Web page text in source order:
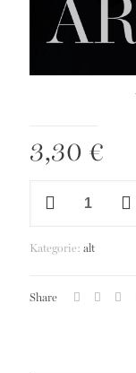
3,30 €
Kategorie: alt
Share